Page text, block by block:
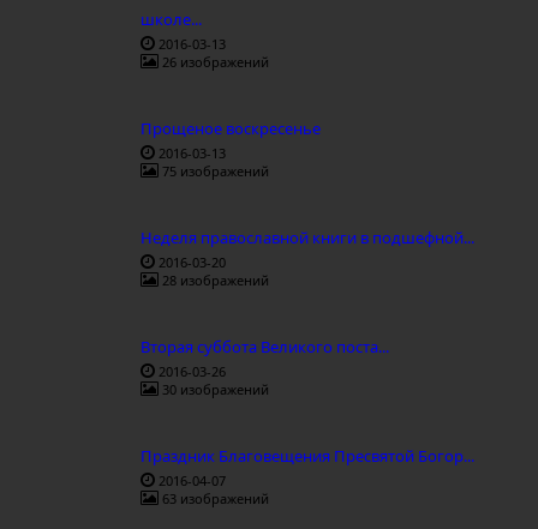
школе...
2016-03-13
26 изображений
Прощеное воскресенье
2016-03-13
75 изображений
Неделя православной книги в подшефной...
2016-03-20
28 изображений
Вторая суббота Великого поста...
2016-03-26
30 изображений
Праздник Благовещения Пресвятой Богор...
2016-04-07
63 изображений